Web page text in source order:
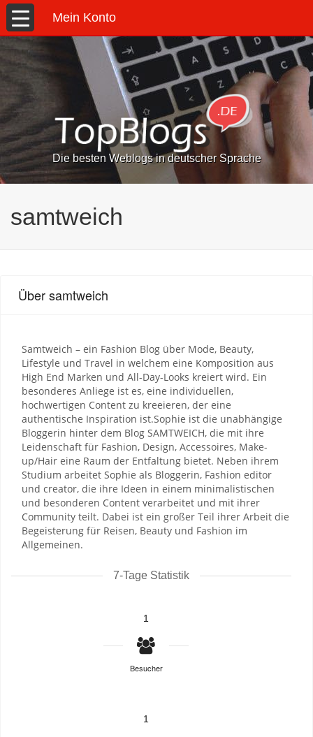
Mein Konto
Die besten Weblogs in deutscher Sprache
samtweich
Über samtweich
Samtweich – ein Fashion Blog über Mode, Beauty,
Lifestyle und Travel in welchem eine Komposition aus
High End Marken und All-Day-Looks kreiert wird. Ein
besonderes Anliege ist es, eine individuellen,
hochwertigen Content zu kreeieren, der eine
authentische Inspiration ist. ​ Sophie ist die unabhängige
Bloggerin hinter dem Blog SAMTWEICH, die mit ihre
Leidenschaft für Fashion, Design, Accessoires, Make-
up/Hair eine Raum der Entfaltung bietet. Neben ihrem
Studium arbeitet Sophie als Bloggerin, Fashion editor
und creator, die ihre Ideen in einem minimalistischen
und besonderen Content verarbeitet und mit ihrer
Community teilt. Dabei ist ein großer Teil ihrer Arbeit die
Begeisterung für Reisen, Beauty und Fashion im
Allgemeinen.
7-Tage Statistik
1
Besucher
1